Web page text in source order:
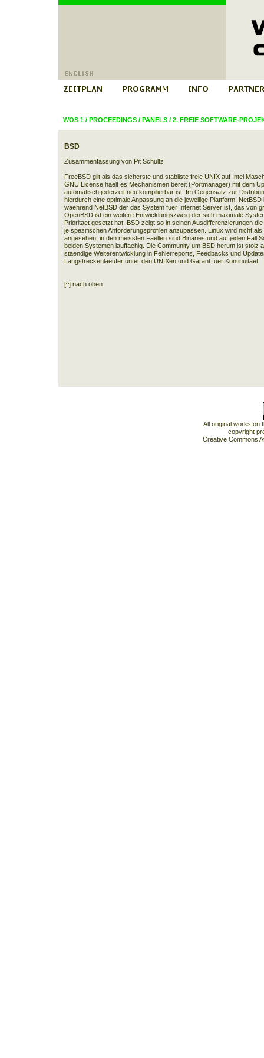
WOS 1/ PROCEEDINGS/ PANELS/ 2. FREIE SOFTWARE-
BSD
Zusammenfassung von Pit Schultz
FreeBSD gilt als das sicherste und stabilste freie UNIX auf Intel
GNU License haelt es Mechanismen bereit (Portmanager) mit dem
automatisch jederzeit neu kompilierbar ist. Im Gegensatz zur
hierdurch eine optimale Anpassung an die jeweilige Plattform.
waehrend NetBSD der das System fuer Internet Server ist, das von
OpenBSD ist ein weitere Entwicklungszweig der sich maximale
Prioritaet gesetzt hat. BSD zeigt so in seinen Ausdifferenzierungen
je spezifischen Anforderungsprofilen anzupassen. Linux wird nicht
angesehen, in den meissten Faellen sind Binaries und auf jeden Fall
beiden Systemen lauffaehig. Die Community um BSD herum ist stolz
staendige Weiterentwicklung in Fehlerreports, Feedbacks und
Langstreckenlaeufer unter den UNIXen und Garant fuer Kontinuitaet.
[^] nach oben
All original works on
copyright
Creative Commons